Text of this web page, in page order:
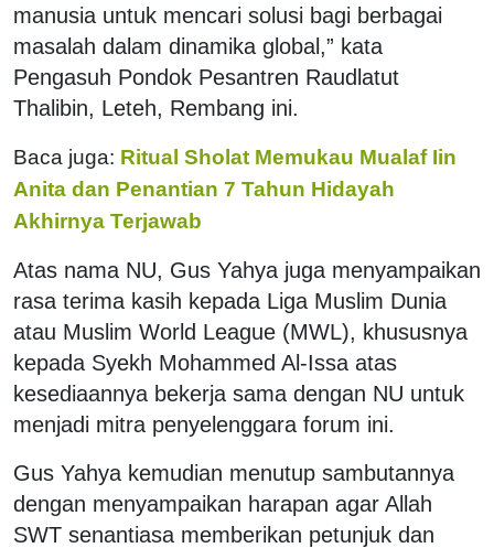
manusia untuk mencari solusi bagi berbagai
masalah dalam dinamika global,” kata
Pengasuh Pondok Pesantren Raudlatut
Thalibin, Leteh, Rembang ini.
Baca juga: Ritual Sholat Memukau Mualaf Iin
Anita dan Penantian 7 Tahun Hidayah
Akhirnya Terjawab
Atas nama NU, Gus Yahya juga menyampaikan
rasa terima kasih kepada Liga Muslim Dunia
atau Muslim World League (MWL), khususnya
kepada Syekh Mohammed Al-Issa atas
kesediaannya bekerja sama dengan NU untuk
menjadi mitra penyelenggara forum ini.
Gus Yahya kemudian menutup sambutannya
dengan menyampaikan harapan agar Allah
SWT senantiasa memberikan petunjuk dan